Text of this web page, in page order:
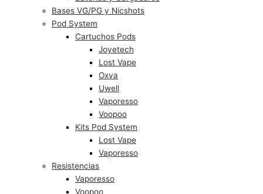
Bases VG/PG y Nicshots
Pod System
Cartuchos Pods
Joyetech
Lost Vape
Oxva
Uwell
Vaporesso
Voopoo
Kits Pod System
Lost Vape
Vaporesso
Resistencias
Vaporesso
Voopoo